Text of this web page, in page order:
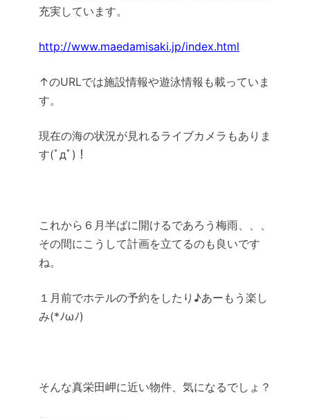
充実しています。
http://www.maedamisaki.jp/index.html
↑のURLでは施設情報や遊泳情報も載っていま
す。
現在の海の状況が見れるライブカメラもありま
す(ﾟдﾟ)！
これから６月半ばに開けるであろう梅雨、、、
その間にこうして計画を立てるのも良いです
ね。
１月前でホテルの予約をしたり♪あーもう楽し
み(*ﾉωﾉ)
そんな真栄田岬に近い物件、気になるでしょ？